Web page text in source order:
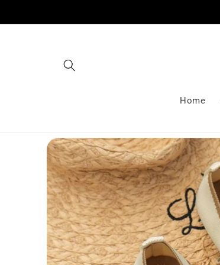
innholdet
Home
Hopp til
produktinformasjon